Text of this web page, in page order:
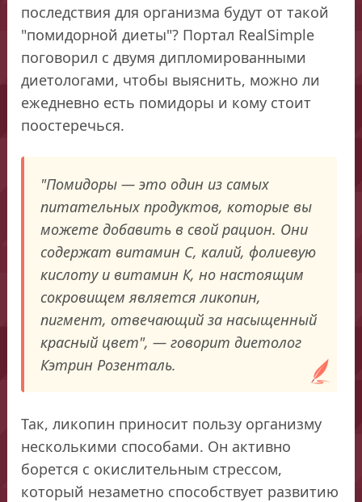
последствия для организма будут от такой
"помидорной диеты"? Портал RealSimple
поговорил с двумя дипломированными
диетологами, чтобы выяснить, можно ли
ежедневно есть помидоры и кому стоит
поостеречься.
"Помидоры — это один из самых
питательных продуктов, которые вы
можете добавить в свой рацион. Они
содержат витамин С, калий, фолиевую
кислоту и витамин К, но настоящим
сокровищем является ликопин,
пигмент, отвечающий за насыщенный
красный цвет", — говорит диетолог
Кэтрин Розенталь.
Так, ликопин приносит пользу организму
несколькими способами. Он активно
борется с окислительным стрессом,
который незаметно способствует развитию